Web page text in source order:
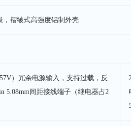
，褶皱式高强度铝制外壳
）冗余电源输入，支持过载，反
5.08mm间距接线端子（继电器占2